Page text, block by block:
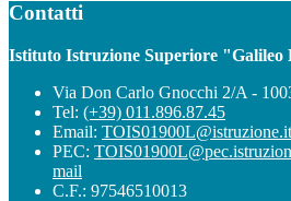
Contatti
Istituto Istruzione Superiore "Galileo
Via Don Carlo Gnocchi 2/A -
Tel: (+39) 011.896.87.45
Email: TOIS01900L@istruzione.it
PEC:
mail
C.F.: 97546510013